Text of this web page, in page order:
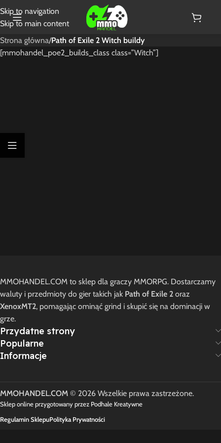
Skip to navigation
Skip to main content
Strona główna/Path of Exile 2 Witch buildy
[mmohandel_poe2_builds_class class=”Witch”]
MMOHANDEL.COM to sklep dla graczy MMORPG. Dostarczamy
waluty i przedmioty do gier takich jak Path of Exile 2 oraz
XenoxMT2, pomagając ominąć grind i skupić się na dominacji w
grze.
Przydatne strony
Popularne
Informacje
MMOHANDEL.COM © 2026 Wszelkie prawa zastrzeżone.
Sklep online przygotowany przez Podhale Kreatywne
Regulamin SklepuPolityka Prywatności